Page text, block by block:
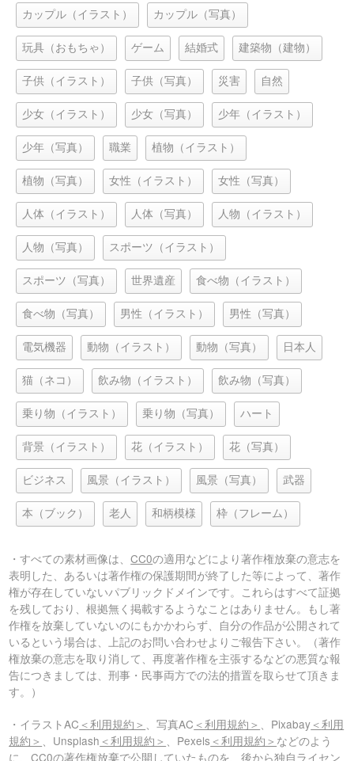
カップル（イラスト） カップル（写真）
玩具（おもちゃ） ゲーム 結婚式 建築物（建物）
子供（イラスト） 子供（写真） 災害 自然
少女（イラスト） 少女（写真） 少年（イラスト）
少年（写真） 職業 植物（イラスト）
植物（写真） 女性（イラスト） 女性（写真）
人体（イラスト） 人体（写真） 人物（イラスト）
人物（写真） スポーツ（イラスト）
スポーツ（写真） 世界遺産 食べ物（イラスト）
食べ物（写真） 男性（イラスト） 男性（写真）
電気機器 動物（イラスト） 動物（写真） 日本人
猫（ネコ） 飲み物（イラスト） 飲み物（写真）
乗り物（イラスト） 乗り物（写真） ハート
背景（イラスト） 花（イラスト） 花（写真）
ビジネス 風景（イラスト） 風景（写真） 武器
本（ブック） 老人 和柄模様 枠（フレーム）
・すべての素材画像は、CC0の適用などにより著作権放棄の意志を
表明した、あるいは著作権の保護期間が終了した等によって、著作
権が存在していないパブリックドメインです。これらはすべて証拠
を残しており、根拠無く掲載するようなことはありません。もし著
作権を放棄していないのにもかかわらず、自分の作品が公開されて
いるという場合は、上記のお問い合わせよりご報告下さい。（著作
権放棄の意志を取り消して、再度著作権を主張するなどの悪質な報
告につきましては、刑事・民事両方での法的措置を取らせて頂きま
す。）
・イラストAC ＜利用規約＞ 、写真AC ＜利用規約＞ 、Pixabay ＜利用
規約＞
、Unsplash ＜利用規約＞ 、Pexels ＜利用規約＞ などのよう
に、CC0の著作権放棄で公開していたものを、後から独自ライセン